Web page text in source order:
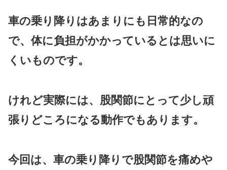
車の乗り降りはあまりにも日常的なの
で、体に負担がかかっているとは思いに
くいものです。
けれど実際には、股関節にとって少し頑
張りどころになる動作でもあります。
今回は、車の乗り降りで股関節を痛めや